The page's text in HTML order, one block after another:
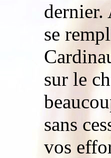
dernier.
se
sur le
sans
vos